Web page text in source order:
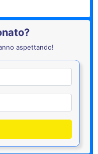
aspettando!